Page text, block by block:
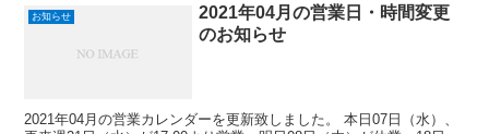
お知らせ
2021年04月の営業日・時間変更
のお知らせ
2021年04月の営業カレンダーを更新致しました。 本日07日（水）、